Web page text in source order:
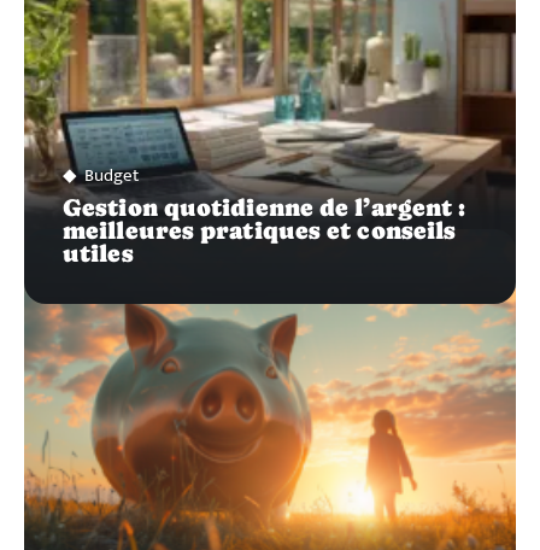
Budget
Gestion quotidienne de l’argent :
meilleures pratiques et conseils
utiles